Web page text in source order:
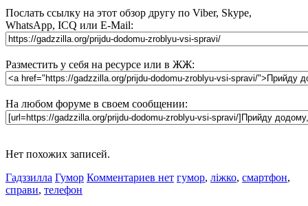
Послать ссылку на этот обзор другу по Viber, Skype,
WhatsApp, ICQ или E-Mail:
Разместить у себя на ресурсе или в ЖЖ:
На любом форуме в своем сообщении:
Нет похожих записей.
Гадззилла Гумор Комментариев нет гумор, ліжко, смартфон,
справи, телефон